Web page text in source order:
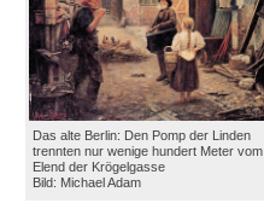
Das alte Berlin: Den Pomp der Linden
trennten nur wenige hundert Meter vom
Elend der Krögelgasse
Bild: Michael Adam